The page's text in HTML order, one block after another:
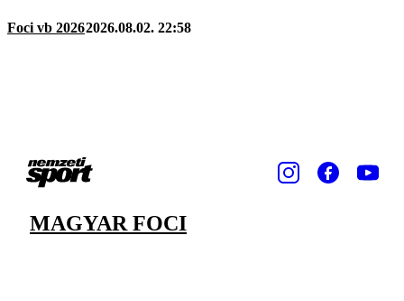
Foci vb 20262026.08.02. 22:58
MAGYAR FOCI